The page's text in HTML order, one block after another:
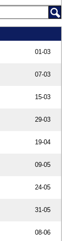
01-03
07-03
15-03
29-03
19-04
09-05
24-05
31-05
08-06